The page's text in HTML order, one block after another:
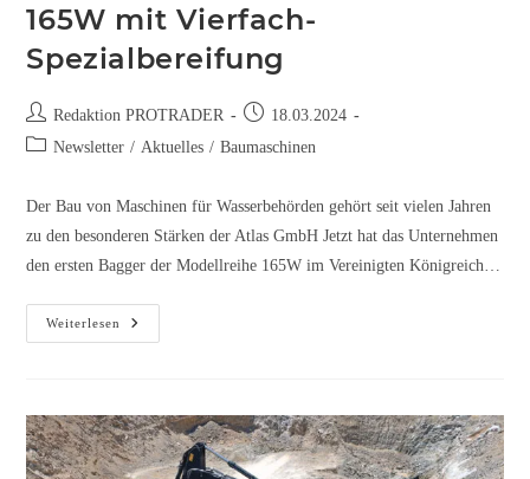
165W mit Vierfach-
Spezialbereifung
Redaktion PROTRADER
18.03.2024
Newsletter / Aktuelles / Baumaschinen
Der Bau von Maschinen für Wasserbehörden gehört seit vielen Jahren
zu den besonderen Stärken der Atlas GmbH Jetzt hat das Unternehmen
den ersten Bagger der Modellreihe 165W im Vereinigten Königreich…
Weiterlesen